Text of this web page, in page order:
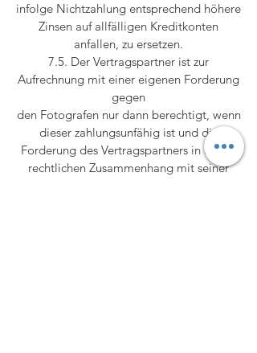
infolge Nichtzahlung entsprechend höhere
Zinsen auf allfälligen Kreditkonten
anfallen, zu ersetzen.
7.5. Der Vertragspartner ist zur
Aufrechnung mit einer eigenen Forderung
gegen
den Fotografen nur dann berechtigt, wenn
dieser zahlungsunfähig ist und die
Forderung des Vertragspartners in einem
rechtlichen Zusammenhang mit seiner